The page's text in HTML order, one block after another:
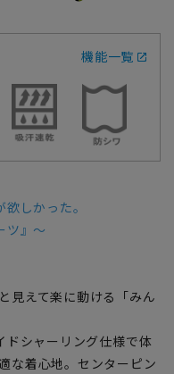
機能一覧
しかった。
ツ』～
見えて楽に動ける「みん
ドシャーリング仕様で体
な着心地。センターピン